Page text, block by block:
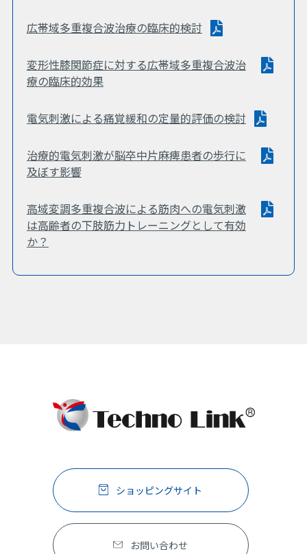
広帯域多重複合波治療の臨床的検討
変形性膝関節症に対する広帯域多重複合波治
療の臨床的効果
電気刺激による痛覚緩和の定量的評価の検討
治療的電気刺激が脳卒中片麻痺患者の歩行に
及ぼす影響
高域変調多重複合波による筋肉への電気刺激
は高齢者の下肢筋力トレーニングとして有効
か？
ショッピングサイト
お問い合わせ